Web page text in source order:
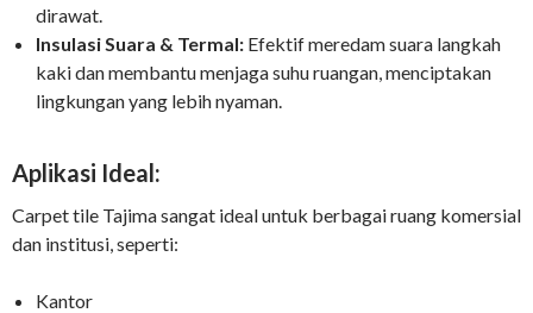
dirawat.
Insulasi Suara & Termal: Efektif meredam suara langkah
kaki dan membantu menjaga suhu ruangan, menciptakan
lingkungan yang lebih nyaman.
Aplikasi Ideal:
Carpet tile Tajima sangat ideal untuk berbagai ruang komersial
dan institusi, seperti:
Kantor